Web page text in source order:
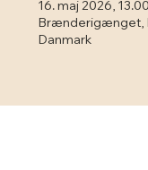
16. maj 2026,
Brænderigænget,
Danmark